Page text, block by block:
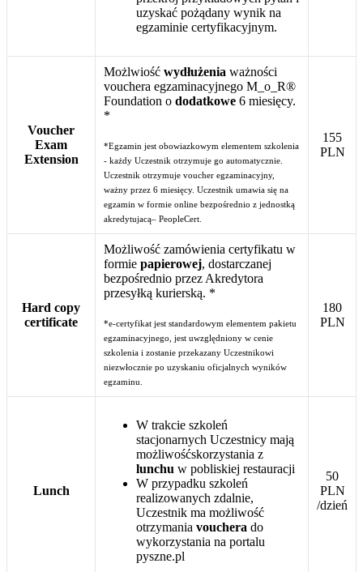
uzyskać pożądany wynik na
egzaminie certyfikacyjnym.
Voucher
Exam
Extension
Możlwiość wydłużenia ważności
vouchera egzaminacyjnego M_o_R®
Foundation o dodatkowe 6 miesięcy.
*
*Egzamin jest obowiazkowym elementem szkolenia
- każdy Uczestnik otrzymuje go automatycznie.
Uczestnik otrzymuje voucher egzaminacyjny,
ważny przez 6 miesięcy. Uczestnik umawia się na
egzamin w formie online bezpośrednio z jednostką
akredytujacą– PeopleCert.
155
PLN
Hard copy
certificate
Możliwość zamówienia certyfikatu w
formie papierowej, dostarczanej
bezpośrednio przez Akredytora
przesyłką kurierską. *
*e-certyfikat jest standardowym elementem pakietu
egzaminacyjnego, jest uwzględniony w cenie
szkolenia i zostanie przekazany Uczestnikowi
niezwłocznie po uzyskaniu oficjalnych wyników
egzaminu.
180
PLN
Lunch
W trakcie szkoleń
stacjonarnych Uczestnicy mają
możliwośćskorzystania z
lunchu w pobliskiej restauracji
W przypadku szkoleń
realizowanych zdalnie,
Uczestnik ma możliwość
otrzymania vouchera do
wykorzystania na portalu
pyszne.pl
50
PLN
/dzień